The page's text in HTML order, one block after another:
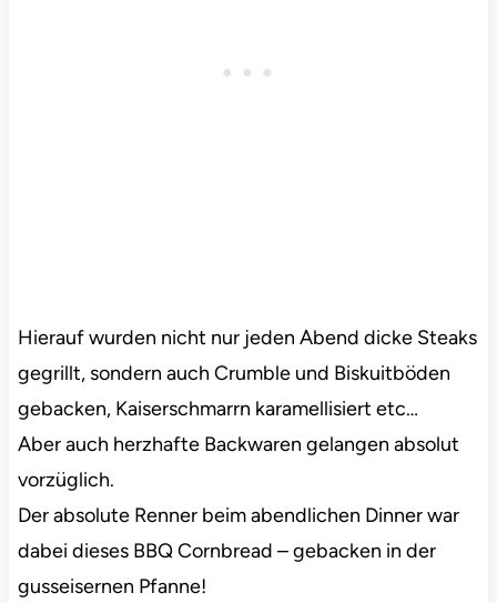
Hierauf wurden nicht nur jeden Abend dicke Steaks
gegrillt, sondern auch Crumble und Biskuitböden
gebacken, Kaiserschmarrn karamellisiert etc…
Aber auch herzhafte Backwaren gelangen absolut
vorzüglich.
Der absolute Renner beim abendlichen Dinner war
dabei dieses BBQ Cornbread – gebacken in der
gusseisernen Pfanne!